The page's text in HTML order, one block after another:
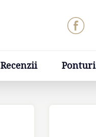
Recenzii Ponturi